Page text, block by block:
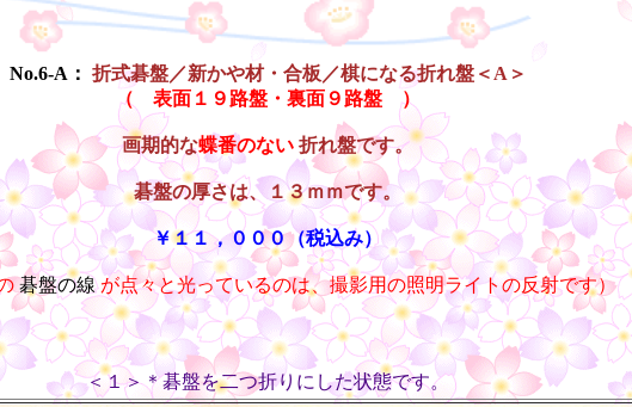
No.6-A： 折式碁盤／新かや材・合板／棋になる折れ盤＜A＞
（ 表面１９路盤・裏面９路盤 ）
画期的な蝶番のない 折れ盤です。
碁盤の厚さは、１３ｍｍです。
￥１１，０００（税込み）
碁盤の線 が点々と光っているのは、撮影用の照明ライトの反射です）
＜１＞＊碁盤を二つ折りにした状態です。